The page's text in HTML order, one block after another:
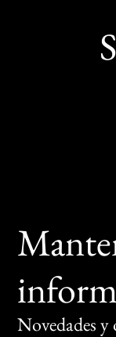
Novedades y